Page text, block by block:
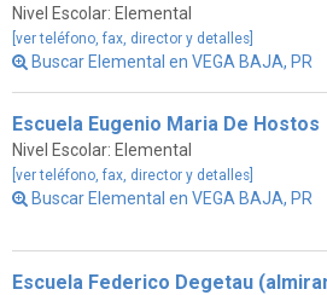
Nivel Escolar: Elemental
[ver teléfono, fax, director y detalles]
Buscar Elemental en VEGA BAJA, PR
Escuela Eugenio Maria De Hostos
Nivel Escolar: Elemental
[ver teléfono, fax, director y detalles]
Buscar Elemental en VEGA BAJA, PR
Escuela Federico Degetau